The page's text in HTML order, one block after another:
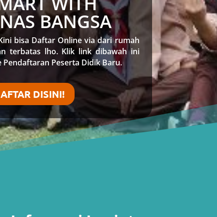
BANGSA
bisa Daftar Online via dari rumah
terbatas lho. Klik link dibawah ini
Peserta Didik Baru.
DISINI!